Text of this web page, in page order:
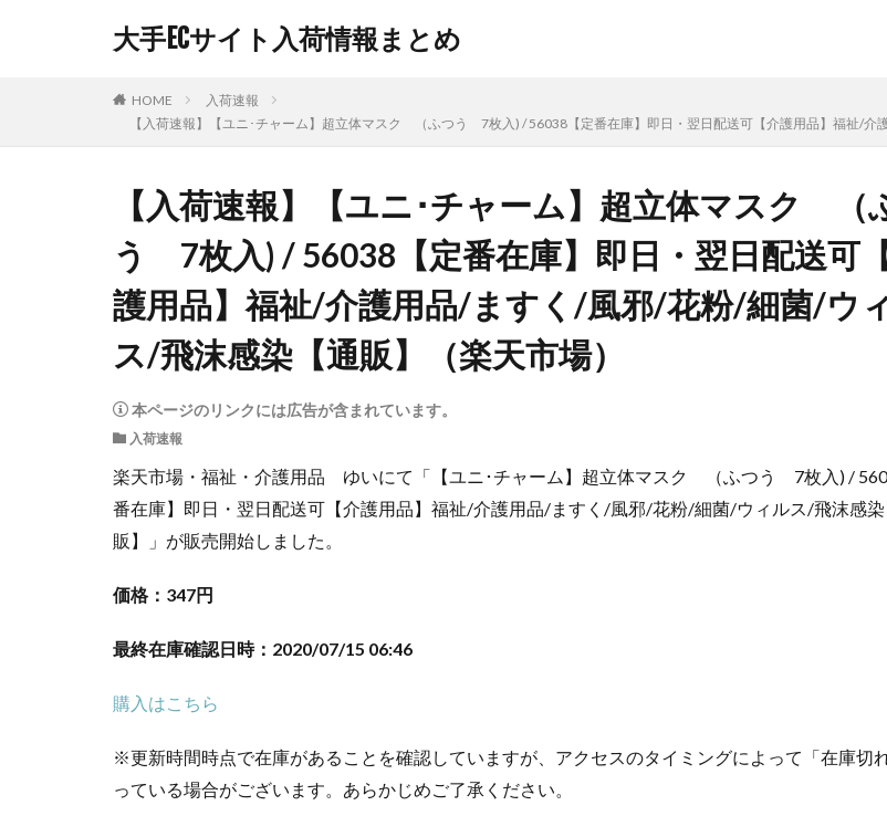
大手ECサイト入荷情報まとめ
HOME
入荷速報
【入荷速報】【ユニ･チャーム】超立体マスク （ふつう 7枚入) / 56038【定番在庫】即日・翌日配送可【介護用品】福祉/介
【入荷速報】【ユニ･チャーム】超立体マスク （
う 7枚入) / 56038【定番在庫】即日・翌日配送可
護用品】福祉/介護用品/ますく/風邪/花粉/細菌/ウ
ス/飛沫感染【通販】（楽天市場）
本ページのリンクには広告が含まれています。
入荷速報
楽天市場・福祉・介護用品 ゆいにて「【ユニ･チャーム】超立体マスク （ふつう 7枚入) /
番在庫】即日・翌日配送可【介護用品】福祉/介護用品/ますく/風邪/花粉/細菌/ウィルス/飛沫感染
販】」が販売開始しました。
価格：347円
最終在庫確認日時：2020/07/15 06:46
購入はこちら
※更新時間時点で在庫があることを確認していますが、アクセスのタイミングによって「在庫切
っている場合がございます。あらかじめご了承ください。